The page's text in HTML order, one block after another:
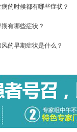
的时候都有哪些症状？
有哪些症状？
的早期症状是什么？